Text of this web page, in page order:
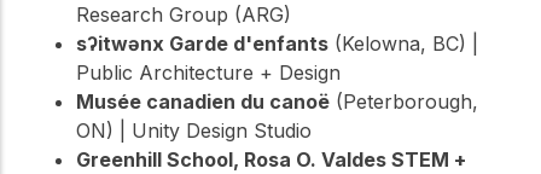
Research Group (ARG)
sʔitwənx Garde d'enfants (Kelowna, BC) |
Public Architecture + Design
Musée canadien du canoë (Peterborough,
ON) | Unity Design Studio
Greenhill School, Rosa O. Valdes STEM +